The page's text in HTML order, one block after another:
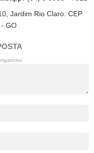
Jardim Rio Claro. CEP
GO